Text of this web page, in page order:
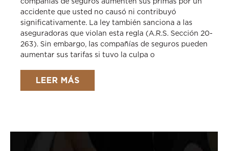
accidente que usted no causó ni contribuyó
significativamente. La ley también sanciona a las
aseguradoras que violan esta regla (A.R.S. Sección 20-
263). Sin embargo, las compañías de seguros pueden
aumentar sus tarifas si tuvo la culpa o
LEER MÁS